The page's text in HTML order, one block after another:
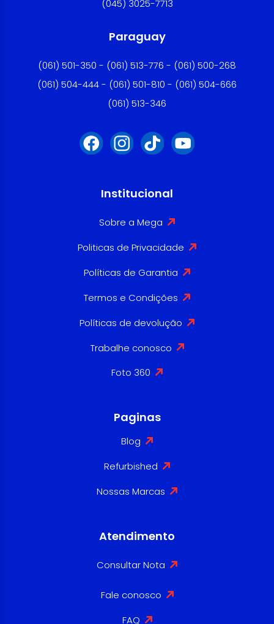
(045) 3025-7713
Paraguay
(061) 501-350 - (061) 513-776 - (061) 500-268
(061) 504-444 - (061) 501-810 - (061) 504-666
(061) 513-346
Institucional
Sobre a Mega
Politicas de Privacidade
Políticas de Garantia
Termos e Condições
Políticas de devolução
Trabalhe conosco
Foto 360
Paginas
Blog
Refurbished
Nossas Marcas
Atendimento
Consultar Nota
Fale conosco
FAQ